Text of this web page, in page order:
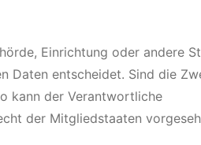
Einrichtung oder andere
Daten entscheidet. Sind die
kann der Verantwortliche
der Mitgliedstaaten